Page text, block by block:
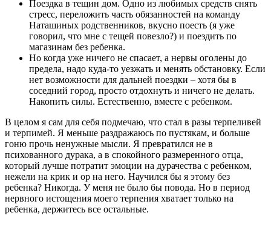
Поездка в тещин дом. Одно из любимых средств снять
стресс, переложить часть обязанностей на команду
Наташиных родственников, вкусно поесть (я уже
говорил, что мне с тещей повезло?) и поездить по
магазинам без ребенка.
Но когда уже ничего не спасает, а нервы оголены до
предела, надо куда-то уезжать и менять обстановку. Если
нет возможности для дальней поездки – хотя бы в
соседний город, просто отдохнуть и ничего не делать.
Накопить силы. Естественно, вместе с ребенком.
В целом я сам для себя подмечаю, что стал в разы терпеливей
и терпимей. Я меньше раздражаюсь по пустякам, и больше
гоню прочь ненужные мысли. Я превратился не в
психованного дурака, а в спокойного размеренного отца,
который лучше потратит эмоции на дурачества с ребенком,
нежели на крик и ор на него. Научился бы я этому без
ребенка? Никогда. У меня не было бы повода. Но в период
нервного истощения моего терпения хватает только на
ребенка, держитесь все остальные.